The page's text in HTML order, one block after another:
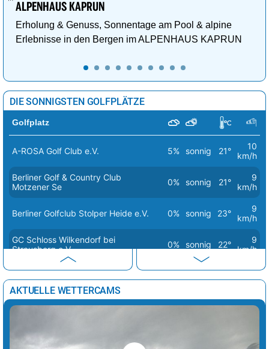
ALPENHAUS KAPRUN
Erholung & Genuss, Sonnentage am Pool & alpine
Erlebnisse in den Bergen im ALPENHAUS KAPRUN
DIE SONNIGSTEN GOLFPLÄTZE
Golfplatz
A-ROSA Golf Club e.V. 5% sonnig 21°
10
km/h
Berliner Golf & Country Club
Motzener Se
0% sonnig 21°
9
km/h
Berliner Golfclub Stolper Heide e.V. 0% sonnig 23°
9
km/h
GC Schloss Wilkendorf bei
Strausberg e.V
0% sonnig 22°
9
km/h
10
km/h
Golf Club Mahlow e.V. 0% sonnig 22°
8
Golf in Wall
km/h
AKTUELLE WETTERCAMS